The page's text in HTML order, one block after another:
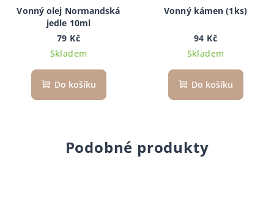
Vonný olej Normandská
jedle 10ml
79 Kč
Skladem
Do košíku
Vonný kámen (1ks)
94 Kč
Skladem
Do košíku
Podobné produkty